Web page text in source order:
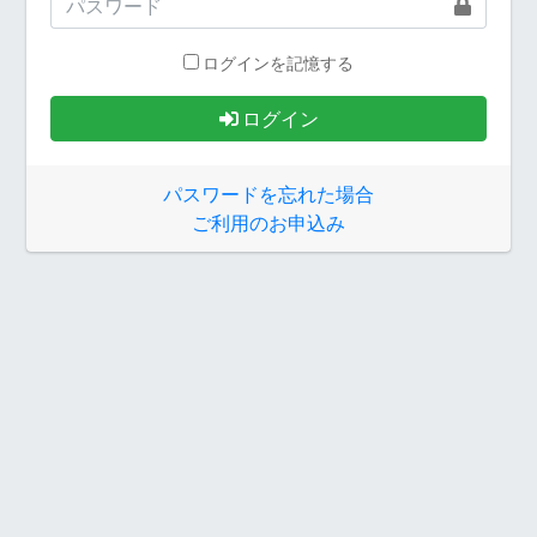
ログインを記憶する
ログイン
パスワードを忘れた場合
ご利用のお申込み